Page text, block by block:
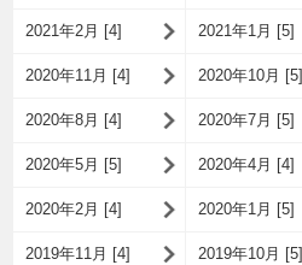
2021年2月 [4] 2021年1月 [5]
2020年11月 [4] 2020年10月 [5]
2020年8月 [4] 2020年7月 [5]
2020年5月 [5] 2020年4月 [4]
2020年2月 [4] 2020年1月 [5]
2019年11月 [4] 2019年10月 [5]